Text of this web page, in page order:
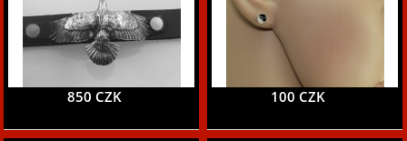
850 CZK 100 CZK